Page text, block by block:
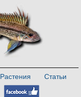
Растения
Статьи